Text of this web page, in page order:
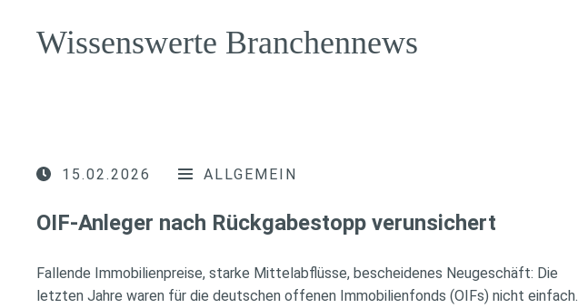
Wissenswerte Branchennews
15.02.2026 ALLGEMEIN
OIF-Anleger nach Rückgabestopp verunsichert
Fallende Immobilienpreise, starke Mittelabflüsse, bescheidenes Neugeschäft: Die
letzten Jahre waren für die deutschen offenen Immobilienfonds (OIFs) nicht einfach.